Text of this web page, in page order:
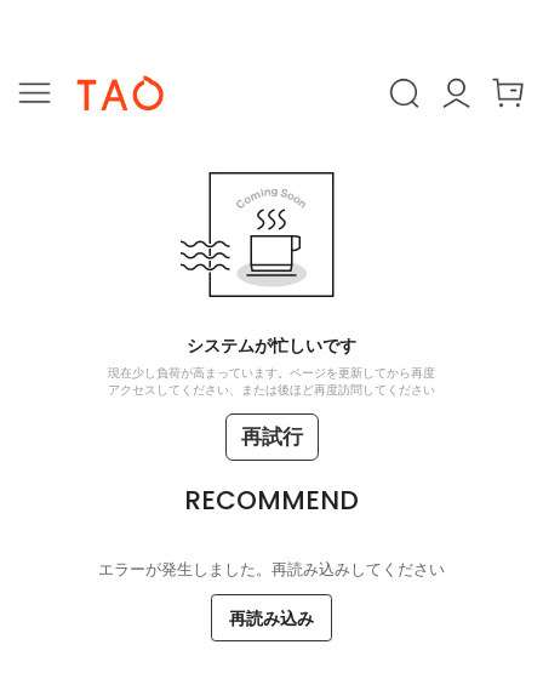
システムが忙しいです
現在少し負荷が高まっています。ページを更新してから再度
アクセスしてください、または後ほど再度訪問してください
再試行
RECOMMEND
エラーが発生しました。再読み込みしてください
再読み込み